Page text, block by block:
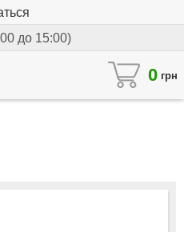
до 15:00)
0 грн